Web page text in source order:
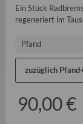
Ein Stück
regeneriert im
Pfand
zuzüglich Pfand
90,00 €